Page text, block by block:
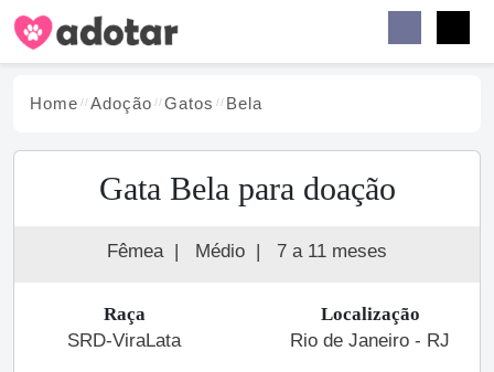
Home Adoção Gatos Bela
Gata Bela para doação
Fêmea | Médio | 7 a 11 meses
Raça
SRD-ViraLata
Localização
Rio de Janeiro - RJ